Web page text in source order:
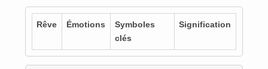
Rêve Émotions
Symboles
clés
Signification